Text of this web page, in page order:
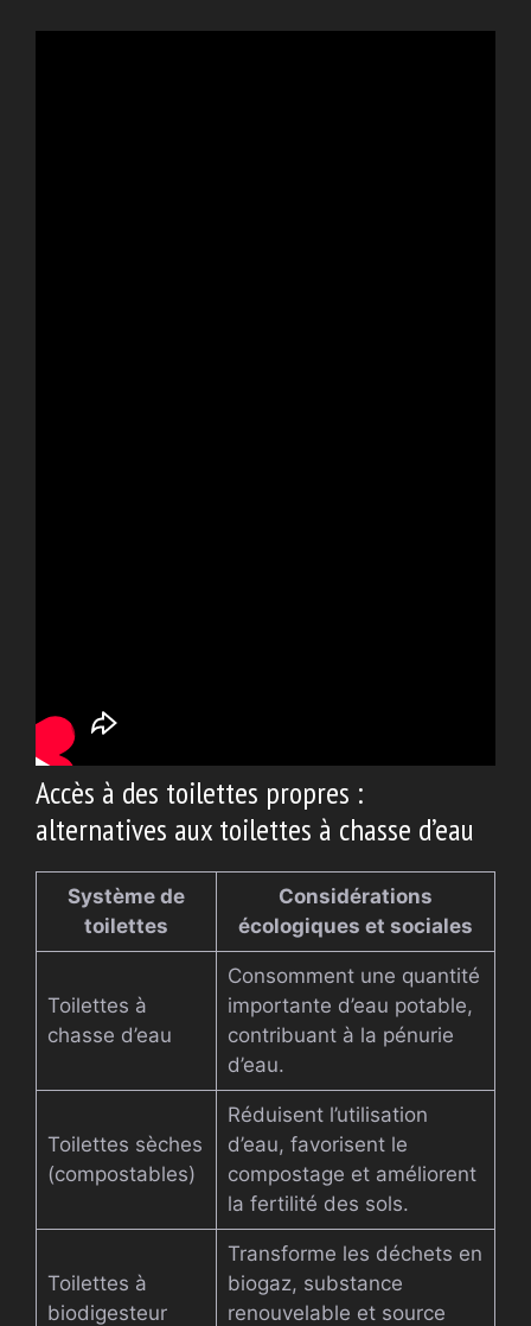
Accès à des toilettes propres :
alternatives aux toilettes à chasse d’eau
Système de
toilettes
Considérations
écologiques et sociales
Toilettes à
chasse d’eau
Consomment une quantité
importante d’eau potable,
contribuant à la pénurie
d’eau.
Toilettes sèches
(compostables)
Réduisent l’utilisation
d’eau, favorisent le
compostage et améliorent
la fertilité des sols.
Toilettes à
biodigesteur
Transforme les déchets en
biogaz, substance
renouvelable et source